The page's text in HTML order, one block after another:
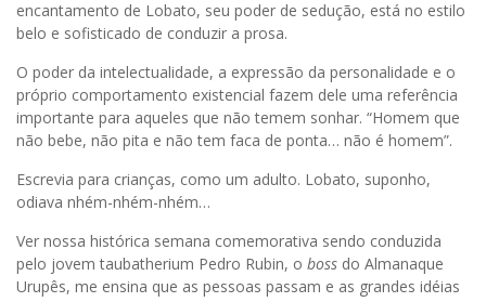
encantamento de Lobato, seu poder de sedução, está no estilo
belo e sofisticado de conduzir a prosa.
O poder da intelectualidade, a expressão da personalidade e o
próprio comportamento existencial fazem dele uma referência
importante para aqueles que não temem sonhar. “Homem que
não bebe, não pita e não tem faca de ponta… não é homem”.
Escrevia para crianças, como um adulto. Lobato, suponho,
odiava nhém-nhém-nhém…
Ver nossa histórica semana comemorativa sendo conduzida
pelo jovem taubatherium Pedro Rubin, o boss do Almanaque
Urupês, me ensina que as pessoas passam e as grandes idéias